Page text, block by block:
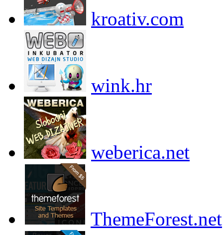
kroativ.com
wink.hr
weberica.net
ThemeForest.net